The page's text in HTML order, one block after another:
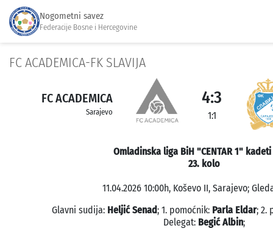
Nogometni savez
Federacije Bosne i Hercegovine
FC ACADEMICA-FK SLAVIJA
FC ACADEMICA
Sarajevo
4:3
1:1
Omladinska liga BiH "CENTAR 1"
23. kolo
11.04.2026 10:00h, Koševo II, Sarajevo;
Glavni sudija: Heljić Senad; 1. pomoćnik: Parla Eldar; 2.
Delegat: Begić Albin;